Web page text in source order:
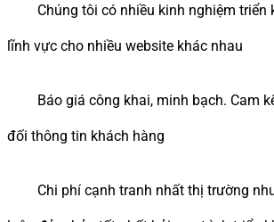
Chúng tôi có nhiều kinh nghiệm triển
lĩnh vực cho nhiều website khác nhau
Báo giá công khai, minh bạch. Cam
đối thông tin khách hàng
Chi phí cạnh tranh nhất thị trường